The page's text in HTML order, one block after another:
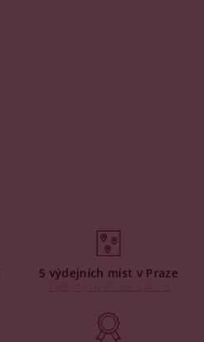
5 výdejních míst v Praze